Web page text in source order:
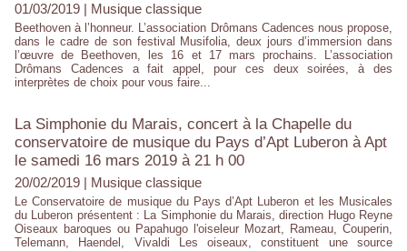
01/03/2019 | Musique classique
Beethoven à l’honneur. L’association Drômans Cadences nous propose,
dans le cadre de son festival Musifolia, deux jours d’immersion dans
l’œuvre de Beethoven, les 16 et 17 mars prochains. L’association
Drômans Cadences a fait appel, pour ces deux soirées, à des
interprètes de choix pour vous faire...
La Simphonie du Marais, concert à la Chapelle du
conservatoire de musique du Pays d’Apt Luberon à Apt
le samedi 16 mars 2019 à 21 h 00
20/02/2019 | Musique classique
Le Conservatoire de musique du Pays d’Apt Luberon et les Musicales
du Luberon présentent : La Simphonie du Marais, direction Hugo Reyne
Oiseaux baroques ou Papahugo l'oiseleur Mozart, Rameau, Couperin,
Telemann, Haendel, Vivaldi Les oiseaux, constituent une source